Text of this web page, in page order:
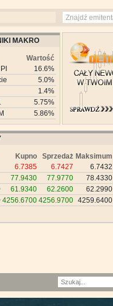
MAKRO
Wartość
16.6%
5.0%
1.4%
5.75%
5.86%
Kupno Sprzedaż Maksimum
6.7385 6.7427 6.7432
77.9430 77.9770 78.4330
61.9340 62.2600 62.2990
4256.6700 4256.9700 4259.6400